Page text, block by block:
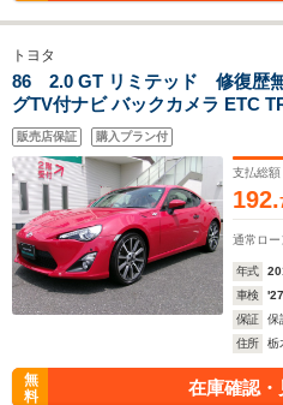
トヨタ
86 2.0 GT リミテッド 修復歴
グTV付ナビ バックカメラ ETC
TRDタワーバー TRDメンバーブ
販売店保証 購入プラン付
支払総額
192.
通常ロー
年式
車検
保証
保
住所
栃
無
料
在庫確認・